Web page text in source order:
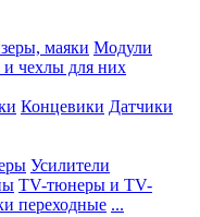
маяки Модули
и чехлы для них
Концевики Датчики
Усилители
TV-тюнеры и TV-
переходные ...